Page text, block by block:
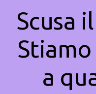
Scusa
a